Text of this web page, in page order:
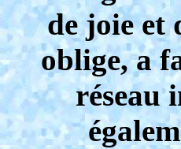
de joie et
oblige, a
réseau